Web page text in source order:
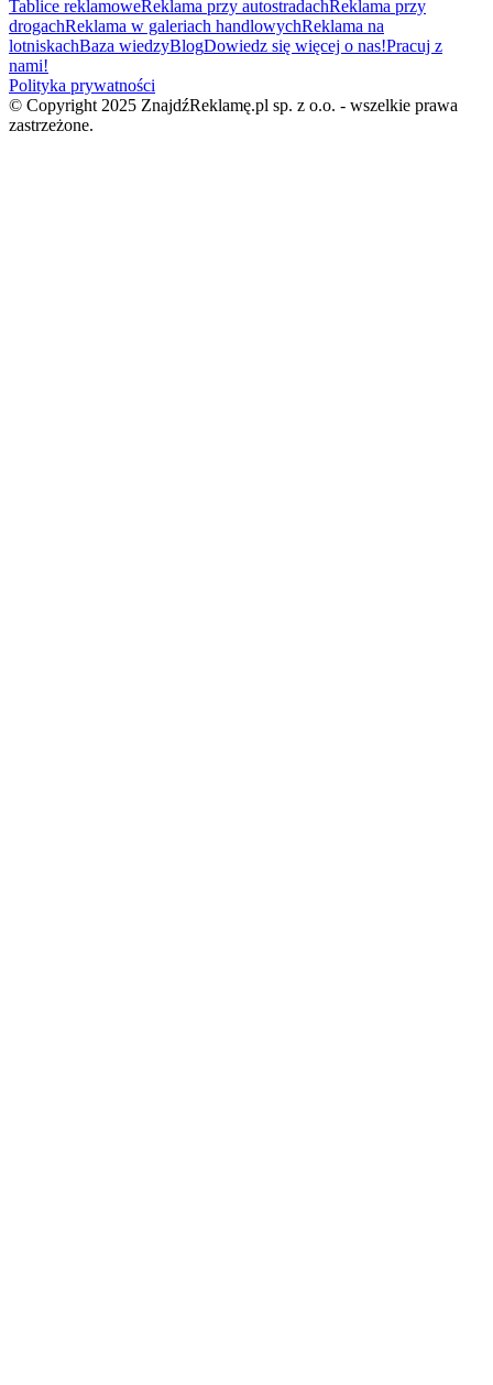
Tablice reklamoweReklama przy autostradachReklama przy
drogachReklama w galeriach handlowychReklama na
lotniskachBaza wiedzyBlogDowiedz się więcej o nas!Pracuj z
nami!
Polityka prywatności
© Copyright 2025 ZnajdźReklamę.pl sp. z o.o. - wszelkie prawa
zastrzeżone.